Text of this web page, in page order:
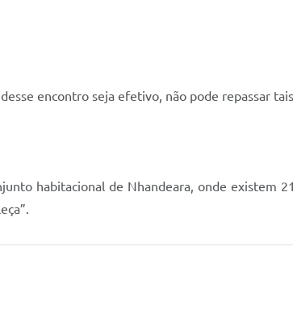
encontro seja efetivo, não pode repassar
habitacional de Nhandeara, onde existem